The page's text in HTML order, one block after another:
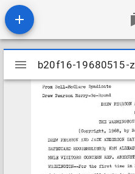
Mirador
viewer
b20f16-19680515-z
b20f16-19680515-z